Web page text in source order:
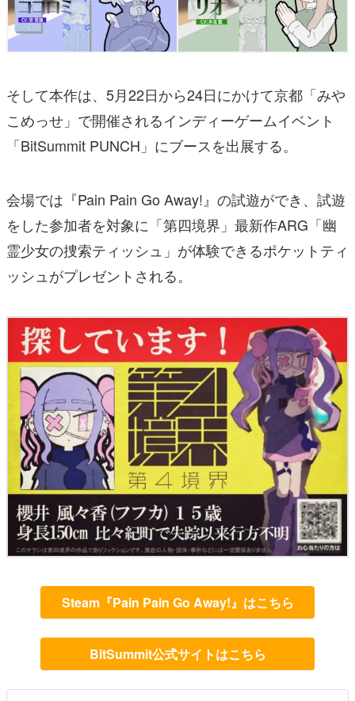
そして本作は、5月22日から24日にかけて京都「みや
こめっせ」で開催されるインディーゲームイベント
「BitSummit PUNCH」にブースを出展する。
会場では『Pain Pain Go Away!』の試遊ができ、試遊
をした参加者を対象に「第四境界」最新作ARG「幽
霊少女の捜索ティッシュ」が体験できるポケットティ
ッシュがプレゼントされる。
Steam『Pain Pain Go Away!』はこちら
BitSummit公式サイトはこちら